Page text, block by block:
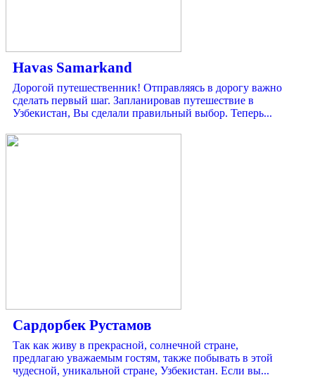
Havas Samarkand
Дорогой путешественник! Отправляясь в дорогу важно
сделать первый шаг. Запланировав путешествие в
Узбекистан, Вы сделали правильный выбор. Теперь...
Сардорбек Рустамов
Так как живу в прекрасной, солнечной стране,
предлагаю уважаемым гостям, также побывать в этой
чудесной, уникальной стране, Узбекистан. Если вы...